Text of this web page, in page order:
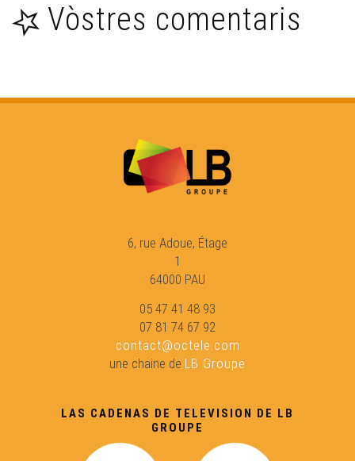
Eths Bandolets
Eric Fraj 02
Eric Fraj : Marinièr
Lambrusquera : A la claror deu reve
Gargamas (1)
Duo Peuch-Deltheil 01 : Valse à Marie
Vòstres comentaris
6, rue Adoue, Étage
1
64000 PAU
05 47 41 48 93
07 81 74 67 92
contact@octele.com
une chaine de LB Groupe
LAS CADENAS DE TELEVISION DE LB
GROUPE